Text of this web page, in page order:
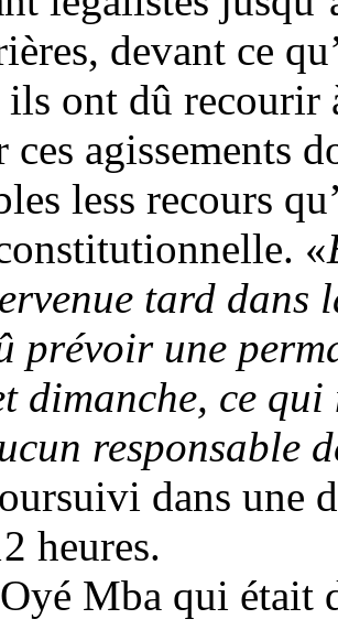
devant ce
ils ont dû recourir
ces agissements
less recours
«
tard dans
prévoir une
dimanche, ce qui
responsable
dans une
heures.
Mba qui était